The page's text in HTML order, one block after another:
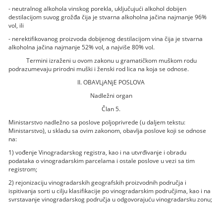
- neutralnog alkohola vinskog porekla, uključujući alkohol dobijen
destilacijom suvog grožđa čija je stvarna alkoholna jačina najmanje 96%
vol, ili
- nerektifikovanog proizvoda dobijenog destilacijom vina čija je stvarna
alkoholna jačina najmanje 52% vol, a najviše 80% vol.
Termini izraženi u ovom zakonu u gramatičkom muškom rodu
podrazumevaju prirodni muški i ženski rod lica na koja se odnose.
II. OBAVLjANjE POSLOVA
Nadležni organ
Član 5.
Ministarstvo nadležno sa poslove poljoprivrede (u daljem tekstu:
Ministarstvo), u skladu sa ovim zakonom, obavlja poslove koji se odnose
na:
1) vođenje Vinogradarskog registra, kao i na utvrđivanje i obradu
podataka o vinogradarskim parcelama i ostale poslove u vezi sa tim
registrom;
2) rejonizaciju vinogradarskih geografskih proizvodnih područja i
ispitivanja sorti u cilju klasifikacije po vinogradarskim područjima, kao i na
svrstavanje vinogradarskog područja u odgovorajuću vinogradarsku zonu;